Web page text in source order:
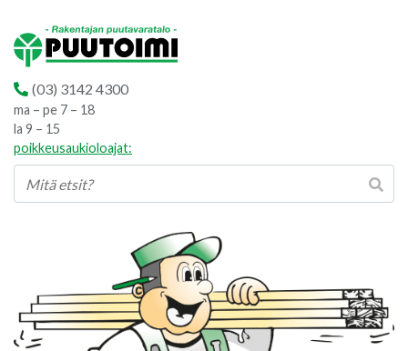
(03) 3142 4300
ma – pe 7 – 18
la 9 – 15
poikkeusaukioloajat: